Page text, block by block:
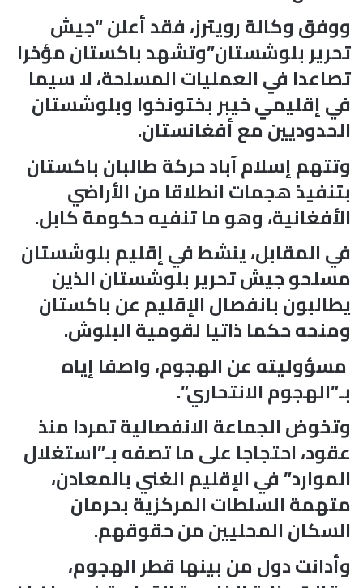
ووفق وكالة رويترز، فقد أعلن “جيش
تحرير بلوشستان”وتشهد باكستان مؤخرا
تصاعدا في العمليات المسلحة، لا سيما
في إقليمي خيبر بختونخوا وبلوشستان
الحدوديين مع أفغانستان.
وتتهم إسلام آباد حركة طالبان باكستان
بتنفيذ هجمات انطلاقا من الأراضي
الأفغانية، وهو ما تنفيه حكومة كابل.
في المقابل، ينشط في إقليم بلوشستان
مسلحو جيش تحرير بلوشستان الذين
يطالبون بانفصال الإقليم عن باكستان
ومنحه حكما ذاتيا لقومية البلوش.
مسؤوليته عن الهجوم، واصفا إياه
بـ”الهجوم الانتحاري”.
وتخوض الجماعة الانفصالية تمردا منذ
عقود، احتجاجا على ما تصفه بـ”استغلال
الموارد” في الإقليم الغني بالمعادن،
متهمة السلطات المركزية بحرمان
السكان المحليين من حقوقهم.
وأدانت دول من بينها قطر الهجوم،